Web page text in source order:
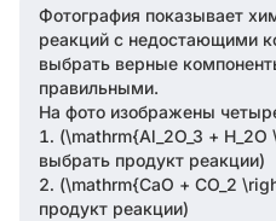
Фотография показывает
реакций с недостающими
выбрать верные
правильными.
На фото изображены
(\mathrm{Al_2O_3 +
выбрать продукт реакции)
(\mathrm{CaO + CO_2
продукт реакции)